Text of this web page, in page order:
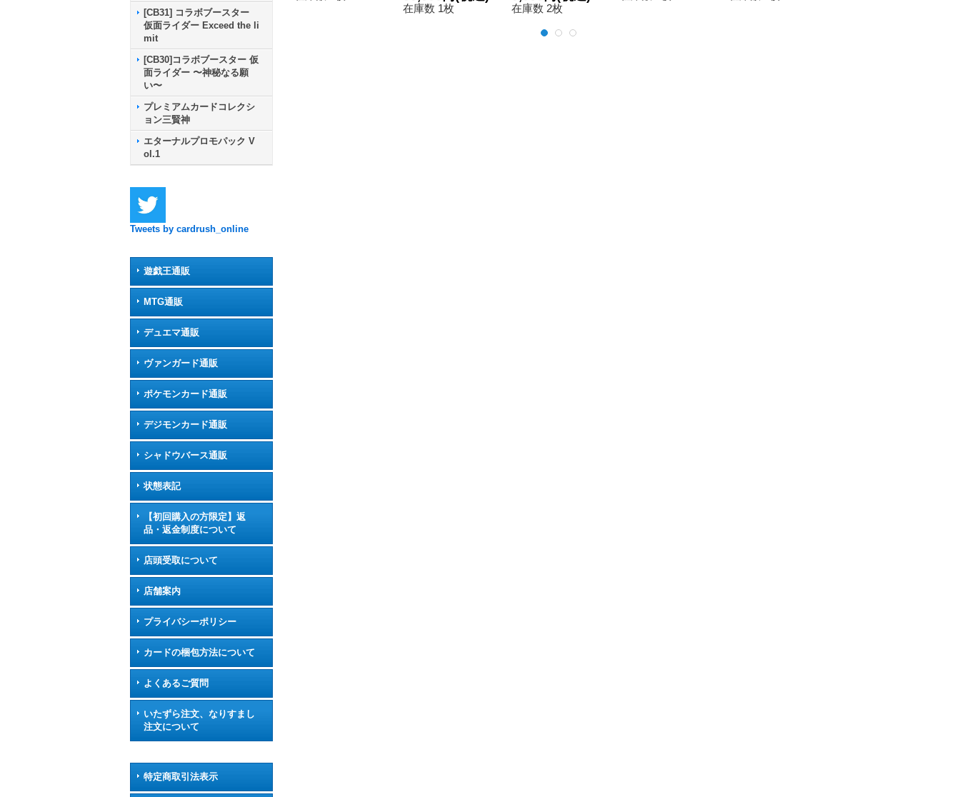
[CB31] コラボブースター
仮面ライダー Exceed the li
mit
[CB30]コラボブースター 仮
面ライダー 〜神秘なる願
い〜
プレミアムカードコレクシ
ョン三賢神
エターナルプロモパック V
ol.1
Tweets by cardrush_online
遊戯王通販
MTG通販
デュエマ通販
ヴァンガード通販
ポケモンカード通販
デジモンカード通販
シャドウバース通販
状態表記
【初回購入の方限定】返
品・返金制度について
店頭受取について
店舗案内
プライバシーポリシー
カードの梱包方法について
よくあるご質問
いたずら注文、なりすまし
注文について
特定商取引法表示
レオXV【XV-SE
在庫数 1枚
V-SEC】{BSC4
在庫数 2枚